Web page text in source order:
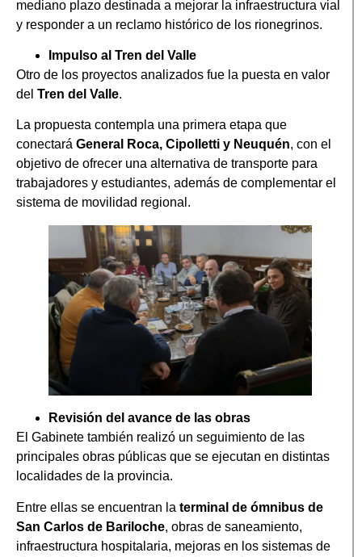
mediano plazo destinada a mejorar la infraestructura vial
y responder a un reclamo histórico de los rionegrinos.
Impulso al Tren del Valle
Otro de los proyectos analizados fue la puesta en valor
del Tren del Valle.
La propuesta contempla una primera etapa que
conectará General Roca, Cipolletti y Neuquén, con el
objetivo de ofrecer una alternativa de transporte para
trabajadores y estudiantes, además de complementar el
sistema de movilidad regional.
Revisión del avance de las obras
El Gabinete también realizó un seguimiento de las
principales obras públicas que se ejecutan en distintas
localidades de la provincia.
Entre ellas se encuentran la terminal de ómnibus de
San Carlos de Bariloche, obras de saneamiento,
infraestructura hospitalaria, mejoras en los sistemas de